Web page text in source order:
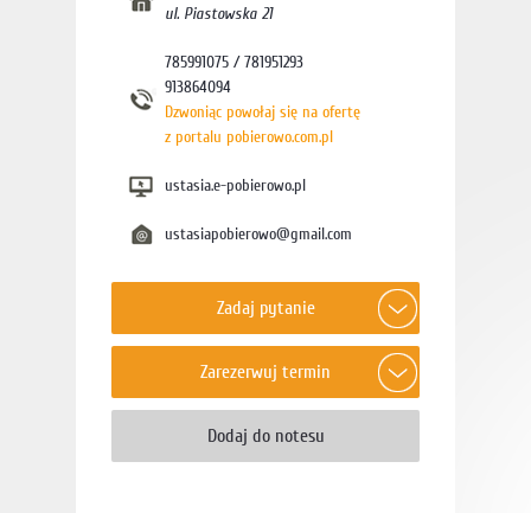
ul. Piastowska 21
785991075 / 781951293
913864094
Dzwoniąc powołaj się na ofertę
z portalu pobierowo.com.pl
ustasia.e-pobierowo.pl
ustasiapobierowo@gmail.com